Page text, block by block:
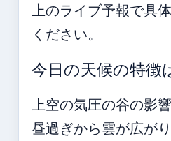
上のライブ予報で具
ください。
今日の天候の特徴
上空の気圧の谷の影響
昼過ぎから雲が広が